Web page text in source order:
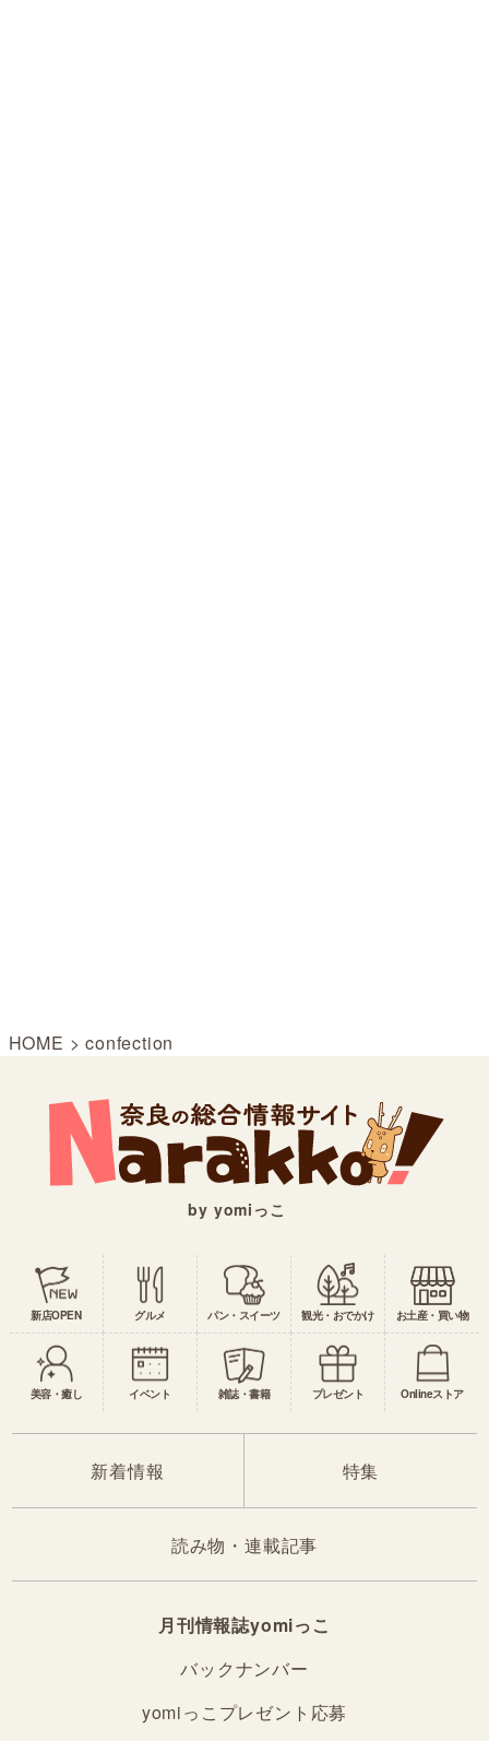
HOME >confection
by yomiっこ
新店OPEN グルメ パン・スイーツ 観光・おでかけ お土産・買い物
美容・癒し イベント 雑誌・書籍 プレゼント Onlineストア
新着情報 特集
読み物・連載記事
月刊情報誌yomiっこ
バックナンバー
yomiっこプレゼント応募